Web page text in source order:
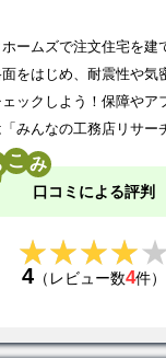
ホームズで注文住宅を建
面をはじめ、耐震性や
ックしよう！保障やア
「みんなの工務店リサ
こ
口コミによる評判
★★★★★
★★★★★
4 （レビュー数4件）